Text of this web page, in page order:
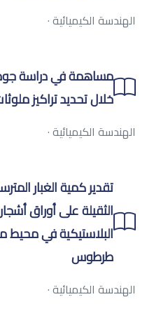
الهندسة الكيميائية·
مساهمة في دراسة
خلال تحديد تراكيز
الهندسة الكيميائية·
تقدير كمية الغبار
الثقيلة على أوراق
البلاستيكية في
طرطوس
الهندسة الكيميائية·